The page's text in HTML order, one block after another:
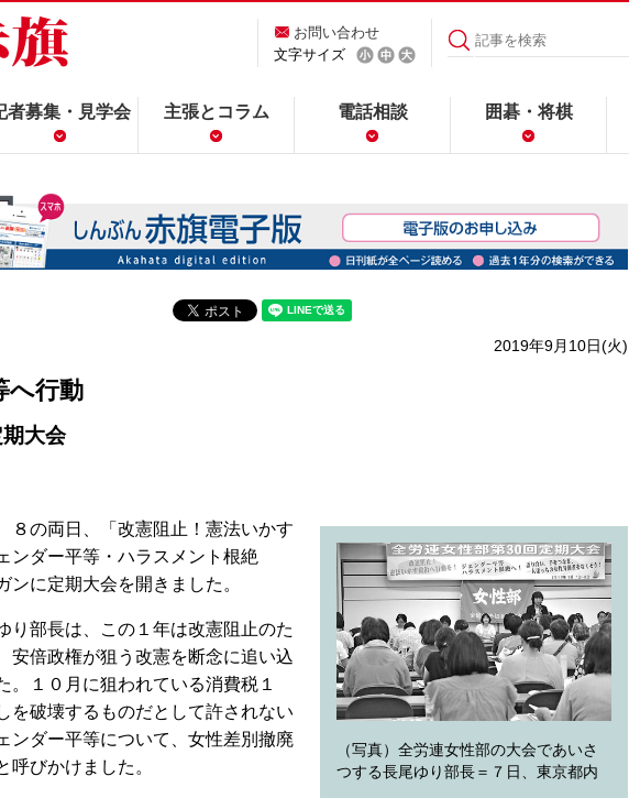
お問い合わせ
文字サイズ
者募集・見学会 主張とコラム 電話相談 囲碁・将棋
2019年9月10日(火)
へ行動
大会
（写真）全労連女性部の大会であいさ
つする長尾ゆり部長＝７日、東京都内
の両日、「改憲阻止！憲法いかす
ダー平等・ハラスメント根絶
ンに定期大会を開きました。
部長は、この１年は改憲阻止のた
安倍政権が狙う改憲を断念に追い込
。１０月に狙われている消費税１
を破壊するものだとして許されない
ンダー平等について、女性差別撤廃
呼びかけました。